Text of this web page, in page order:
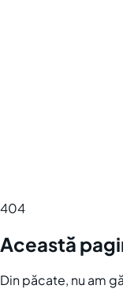
404
Această
Din păcate, nu am